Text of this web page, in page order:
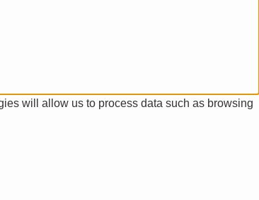
will allow us to process data such as browsing